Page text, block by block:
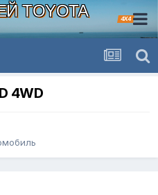
TOYOTA
4X4
4WD